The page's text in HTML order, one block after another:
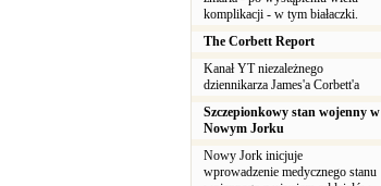
komplikacji - w tym białaczki.
The Corbett Report
Kanał YT niezależnego
dziennikarza James'a Corbett'a
Szczepionkowy stan wojenny w
Nowym Jorku
Nowy Jork inicjuje
wprowadzenie medycznego stanu